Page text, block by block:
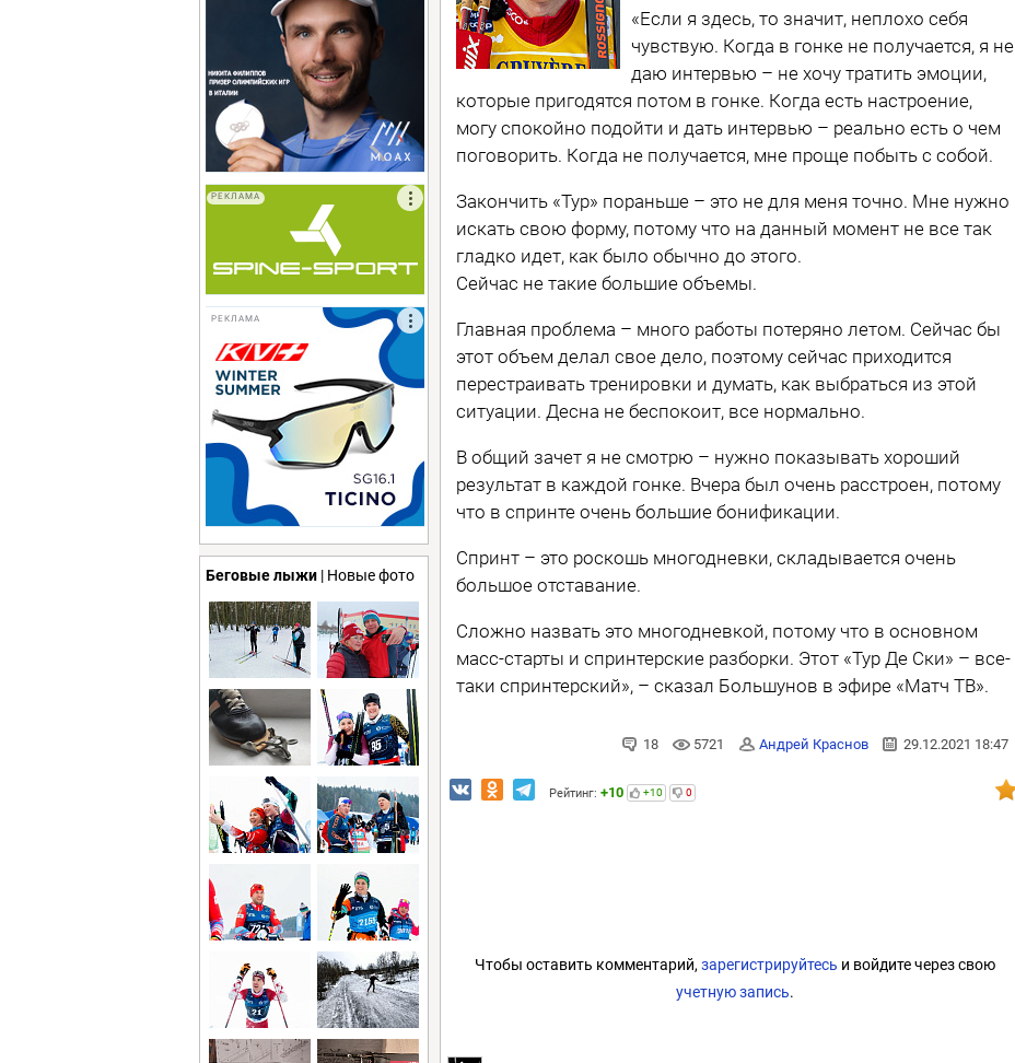
РЕКЛАМА
РЕКЛАМА
Беговые лыжи | Новые фото
«Если я здесь, то значит, неплохо себя
чувствую. Когда в гонке не получается, я не
даю интервью – не хочу тратить эмоции,
которые пригодятся потом в гонке. Когда есть настроение,
могу спокойно подойти и дать интервью – реально есть о чем
поговорить. Когда не получается, мне проще побыть с собой.
Закончить «Тур» пораньше – это не для меня точно. Мне нужно
искать свою форму, потому что на данный момент не все так
гладко идет, как было обычно до этого.
Сейчас не такие большие объемы.
Главная проблема – много работы потеряно летом. Сейчас бы
этот объем делал свое дело, поэтому сейчас приходится
перестраивать тренировки и думать, как выбраться из этой
ситуации. Десна не беспокоит, все нормально.
В общий зачет я не смотрю – нужно показывать хороший
результат в каждой гонке. Вчера был очень расстроен, потому
что в спринте очень большие бонификации.
Спринт – это роскошь многодневки, складывается очень
большое отставание.
Сложно назвать это многодневкой, потому что в основном
масс-старты и спринтерские разборки. Этот «Тур Де Ски» – все-
таки спринтерский», – сказал Большунов в эфире «Матч ТВ».
18 5721 Андрей Краснов 29.12.2021 18:47
Рейтинг: +10 +10 0
Чтобы оставить комментарий, зарегистрируйтесь и войдите через свою
учетную запись.